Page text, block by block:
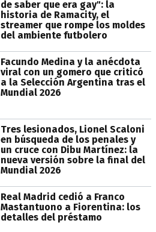
de saber que era gay": la
historia de Ramacity, el
streamer que rompe los moldes
del ambiente futbolero
Facundo Medina y la anécdota
viral con un gomero que criticó
a la Selección Argentina tras el
Mundial 2026
Tres lesionados, Lionel Scaloni
en búsqueda de los penales y
un cruce con Dibu Martínez: la
nueva versión sobre la final del
Mundial 2026
Real Madrid cedió a Franco
Mastantuono a Fiorentina: los
detalles del préstamo